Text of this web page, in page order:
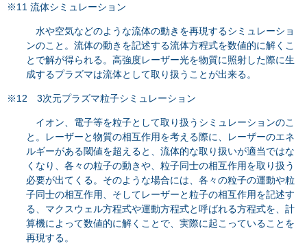
※11 流体シミュレーション
水や空気などのような流体の動きを再現するシミュレーショ
ンのこと。流体の動きを記述する流体方程式を数値的に解くこ
とで解が得られる。高強度レーザー光を物質に照射した際に生
成するプラズマは流体として取り扱うことが出来る。
※12 3次元プラズマ粒子シミュレーション
イオン、電子等を粒子として取り扱うシミュレーションのこ
と。レーザーと物質の相互作用を考える際に、レーザーのエネ
ルギーがある閾値を超えると、流体的な取り扱いが適当ではな
くなり、各々の粒子の動きや、粒子同士の相互作用を取り扱う
必要が出てくる。そのような場合には、各々の粒子の運動や粒
子同士の相互作用、そしてレーザーと粒子の相互作用を記述す
る、マクスウェル方程式や運動方程式と呼ばれる方程式を、計
算機によって数値的に解くことで、実際に起こっていることを
再現する。